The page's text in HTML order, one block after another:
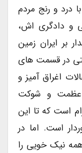
و رنج مردم
و دادگری اش،
ایران زمین
در قسمت های
اغراق آمیز و
عظمت و شوکت
است که تا این
است. اما در
نیک خویی را